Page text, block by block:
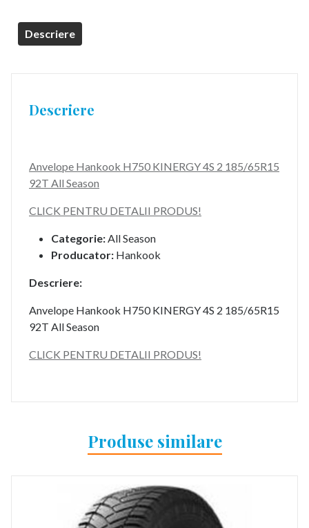
Descriere
Descriere
Anvelope Hankook H750 KINERGY 4S 2 185/65R15
92T All Season
CLICK PENTRU DETALII PRODUS!
Categorie:All Season
Producator: Hankook
Descriere:
Anvelope Hankook H750 KINERGY 4S 2 185/65R15
92T All Season
CLICK PENTRU DETALII PRODUS!
Produse similare